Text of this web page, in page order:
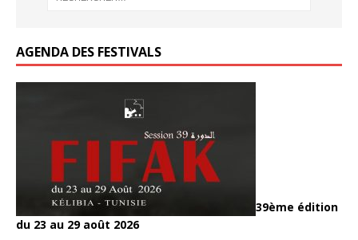
AGENDA DES FESTIVALS
39ème édition
du 23 au 29 août 2026